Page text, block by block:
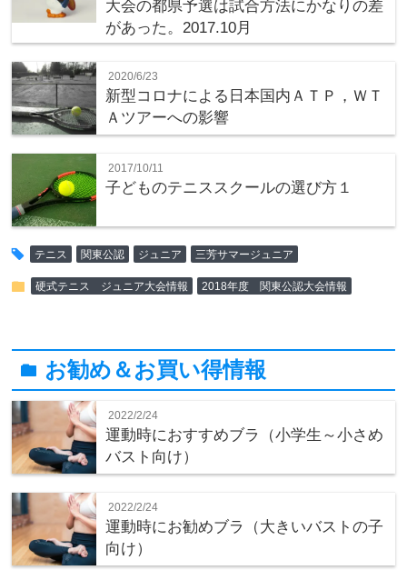
大会の都県予選は試合方法にかなりの差
があった。2017.10月
2020/6/23
新型コロナによる日本国内ＡＴＰ，ＷＴ
Ａツアーへの影響
2017/10/11
子どものテニススクールの選び方１
tag テニス 関東公認 ジュニア 三芳サマージュニア
folder 硬式テニス ジュニア大会情報 2018年度 関東公認大会情報
folder お勧め＆お買い得情報
2022/2/24
運動時におすすめブラ（小学生～小さめ
バスト向け）
2022/2/24
運動時にお勧めブラ（大きいバストの子
向け）